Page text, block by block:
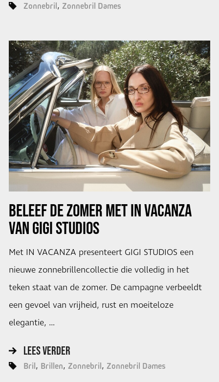
Zonnebril Zonnebril Dames
BELEEF DE ZOMER MET IN VACANZA
VAN GIGI STUDIOS
Met IN VACANZA presenteert GIGI STUDIOS een
nieuwe zonnebrillencollectie die volledig in het
teken staat van de zomer. De campagne verbeeldt
een gevoel van vrijheid, rust en moeiteloze
elegantie, …
LEES VERDER
Bril Brillen Zonnebril Zonnebril Dames